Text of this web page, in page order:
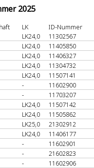
2025
LK ID-Nummer
LK24,0 11302567
LK24,0 11405850
LK24,0 11406327
LK24,0 11304732
LK24,0 11507141
- 11602900
- 11703207
LK24,0 11507142
LK24,0 11505862
LK25,0 21302912
LK24,0 11406177
- 11602901
- 21602823
- 11602906